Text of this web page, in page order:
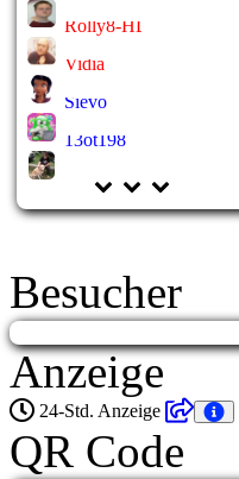
Rolly8-HL
Vidia
Sievo
13ot198
Besucher
Anzeige
24-Std. Anzeige
QR Code